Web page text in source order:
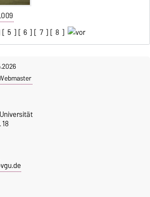
[ 5 ] [ 6 ] [ 7 ] [ 8 ]